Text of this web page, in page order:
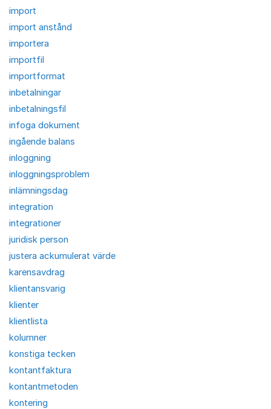
import
import anstånd
importera
importfil
importformat
inbetalningar
inbetalningsfil
infoga dokument
ingående balans
inloggning
inloggningsproblem
inlämningsdag
integration
integrationer
juridisk person
justera ackumulerat värde
karensavdrag
klientansvarig
klienter
klientlista
kolumner
konstiga tecken
kontantfaktura
kontantmetoden
kontering